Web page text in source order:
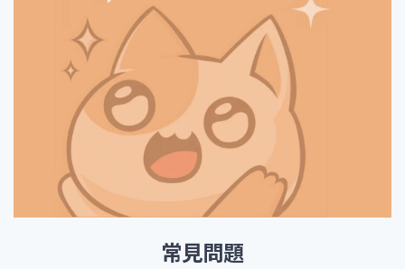
常見問題